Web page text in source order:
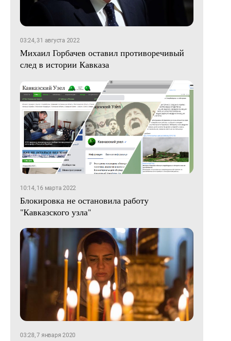
03:24, 31 августа 2022
Михаил Горбачев оставил противоречивый
след в истории Кавказа
10:14, 16 марта 2022
Блокировка не остановила работу
"Кавказского узла"
03:28, 7 января 2020